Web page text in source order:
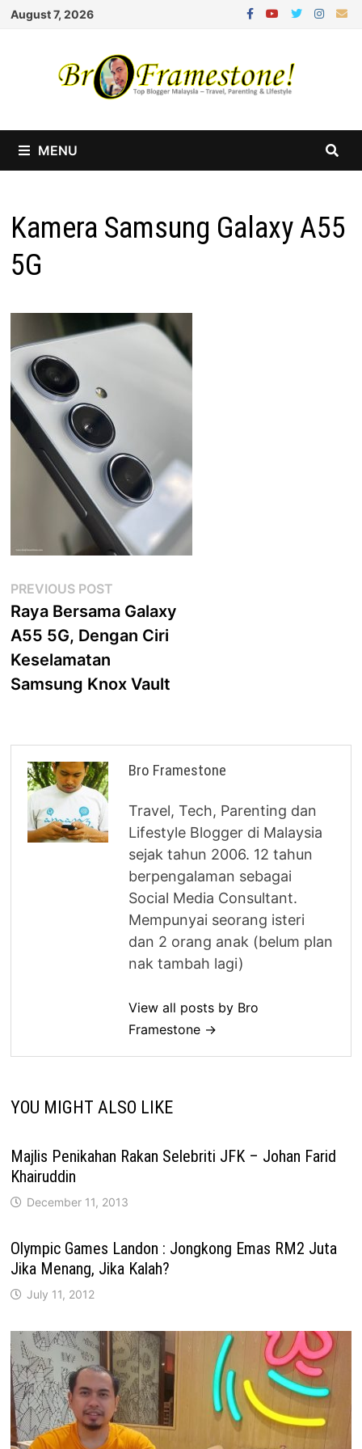
Skip
August 7, 2026
MENU
Kamera Samsung Galaxy A55
5G
Post
navigation
PREVIOUS POST
post:
Raya Bersama Galaxy
A55 5G, Dengan Ciri
Keselamatan
Samsung Knox Vault
Bro Framestone
Travel, Tech, Parenting dan
Lifestyle Blogger di Malaysia
sejak tahun 2006. 12 tahun
berpengalaman sebagai
Social Media Consultant.
Mempunyai seorang isteri
dan 2 orang anak (belum plan
nak tambah lagi)
View all posts by Bro
Framestone →
YOU MIGHT ALSO LIKE
Majlis Penikahan Rakan Selebriti JFK – Johan Farid
Khairuddin
December 11, 2013
Olympic Games Landon : Jongkong Emas RM2 Juta
Jika Menang, Jika Kalah?
July 11, 2012